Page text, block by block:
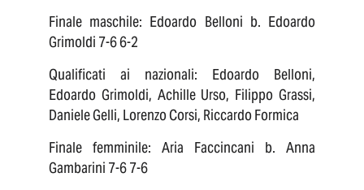
Finale maschile: Edoardo Belloni b. Edoardo
Grimoldi 7-6 6-2
Qualificati ai nazionali: Edoardo Belloni,
Edoardo Grimoldi, Achille Urso, Filippo Grassi,
Daniele Gelli, Lorenzo Corsi, Riccardo Formica
Finale femminile: Aria Faccincani b. Anna
Gambarini 7-6 7-6